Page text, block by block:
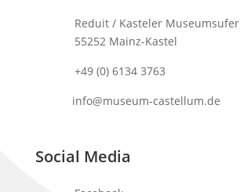
Reduit / Kasteler Museumsufer
55252 Mainz-Kastel
+49 (0) 6134 3763
info@museum-castellum.de
Social Media